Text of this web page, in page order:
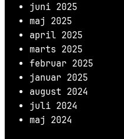
juni 2025
maj 2025
april 2025
marts 2025
februar 2025
januar 2025
august 2024
juli 2024
maj 2024